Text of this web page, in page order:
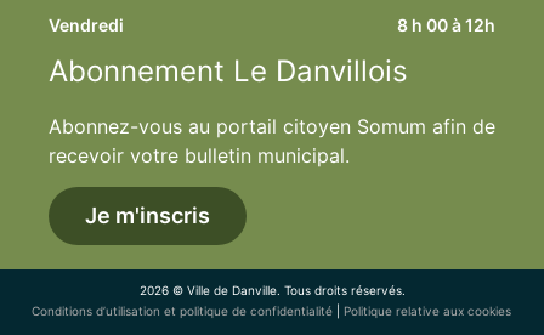
Vendredi
8 h 00 à 12h
Abonnement Le Danvillois
Abonnez-vous au portail citoyen Somum afin de
recevoir votre bulletin municipal.
Je m'inscris
2026 © Ville de Danville. Tous droits réservés.
Conditions d’utilisation et politique de confidentialité
Politique relative aux cookies